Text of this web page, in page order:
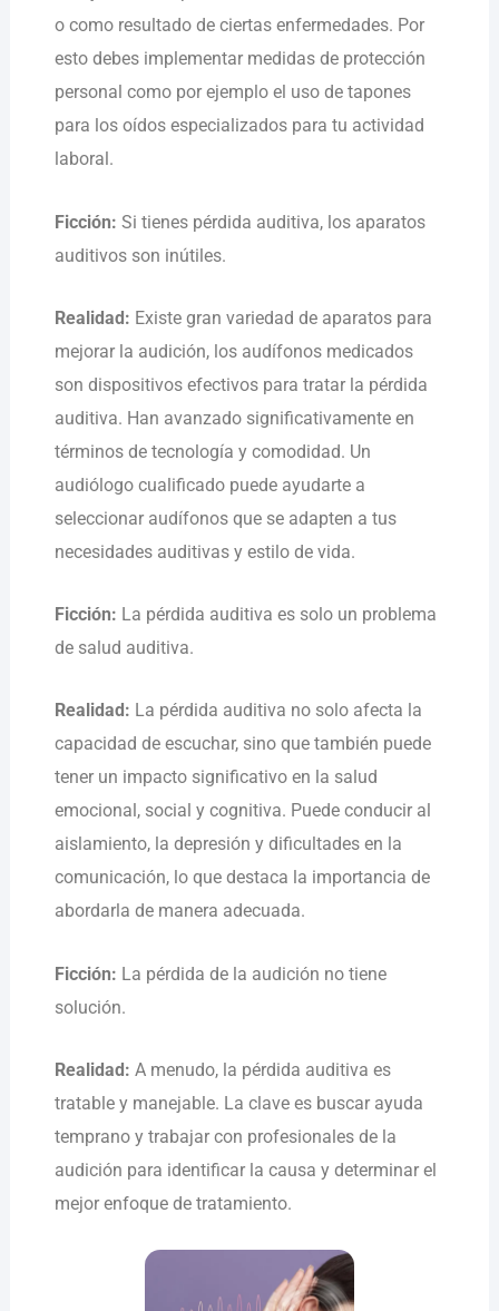
o como resultado de ciertas enfermedades. Por
esto debes implementar medidas de protección
personal como por ejemplo el uso de tapones
para los oídos especializados para tu actividad
laboral.
Ficción: Si tienes pérdida auditiva, los aparatos
auditivos son inútiles.
Realidad: Existe gran variedad de aparatos para
mejorar la audición, los audífonos medicados
son dispositivos efectivos para tratar la pérdida
auditiva. Han avanzado significativamente en
términos de tecnología y comodidad. Un
audiólogo cualificado puede ayudarte a
seleccionar audífonos que se adapten a tus
necesidades auditivas y estilo de vida.
Ficción: La pérdida auditiva es solo un problema
de salud auditiva.
Realidad: La pérdida auditiva no solo afecta la
capacidad de escuchar, sino que también puede
tener un impacto significativo en la salud
emocional, social y cognitiva. Puede conducir al
aislamiento, la depresión y dificultades en la
comunicación, lo que destaca la importancia de
abordarla de manera adecuada.
Ficción: La pérdida de la audición no tiene
solución.
Realidad: A menudo, la pérdida auditiva es
tratable y manejable. La clave es buscar ayuda
temprano y trabajar con profesionales de la
audición para identificar la causa y determinar el
mejor enfoque de tratamiento.